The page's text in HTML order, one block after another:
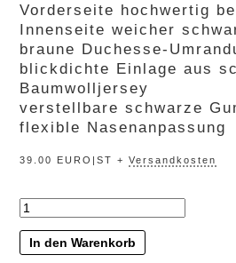
Vorderseite hochwertig
Innenseite weicher
braune Duchesse-
blickdichte Einlage aus
Baumwolljersey
verstellbare schwarze
flexible Nasenanpassung
39.00 EURO|ST +Versandkosten
Menge
In den Warenkorb